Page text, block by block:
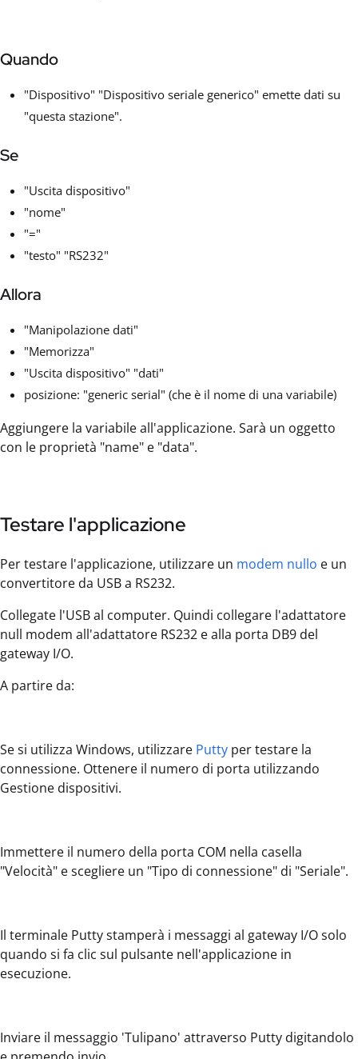
Quando
"Dispositivo" "Dispositivo seriale generico" emette dati su
"questa stazione".
Se
"Uscita dispositivo"
"nome"
"="
"testo" "RS232"
Allora
"Manipolazione dati"
"Memorizza"
"Uscita dispositivo" "dati"
posizione: "generic serial" (che è il nome di una variabile)
Aggiungere la variabile all'applicazione. Sarà un oggetto
con le proprietà "name" e "data".
Testare l'applicazione
Per testare l'applicazione, utilizzare un modem nullo e un
convertitore da USB a RS232.
Collegate l'USB al computer. Quindi collegare l'adattatore
null modem all'adattatore RS232 e alla porta DB9 del
gateway I/O.
A partire da:
Se si utilizza Windows, utilizzare Putty per testare la
connessione. Ottenere il numero di porta utilizzando
Gestione dispositivi.
Immettere il numero della porta COM nella casella
"Velocità" e scegliere un "Tipo di connessione" di "Seriale".
Il terminale Putty stamperà i messaggi al gateway I/O solo
quando si fa clic sul pulsante nell'applicazione in
esecuzione.
Inviare il messaggio 'Tulipano' attraverso Putty digitandolo